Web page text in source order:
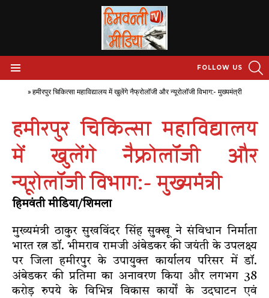
FOLLOW US
» हमीरपुर चिकित्सा महाविद्यालय में खुलेंगे नैफ्रोलॉजी और न्यूरोलॉजी विभाग:- मुख्यमंत्री
हमीरपुर चिकित्सा महाविद्यालय
में खुलेंगे नैफ्रोलॉजी और
न्यूरोलॉजी विभाग:- मुख्यमंत्री
हिमवंती मीडिया/शिमला
मुख्यमंत्री ठाकुर सुखविंदर सिंह सुक्खू ने संविधान निर्माता
भारत रत्न डॉ. भीमराव रामजी अंबेडकर की जयंती के उपलक्ष्य
पर जिला हमीरपुर के उपायुक्त कार्यालय परिसर में डॉ.
अंबेडकर की प्रतिमा का अनावरण किया और लगभग 38
करोड़ रुपये के विभिन्न विकास कार्यों के उदघाटन एवं